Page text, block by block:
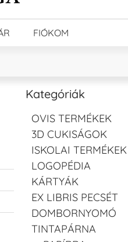
FIÓKOM
Kategóriák
OVIS TERMÉKEK
3D CUKISÁGOK
ISKOLAI TERMÉKEK
LOGOPÉDIA
KÁRTYÁK
EX LIBRIS PECSÉT
DOMBORNYOMÓ
TINTAPÁRNA